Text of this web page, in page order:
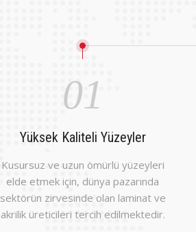
01
Yüksek Kaliteli Yüzeyler
Kusursuz ve uzun ömürlü yüzeyleri
elde etmek için, dünya pazarında
sektörün zirvesinde olan laminat ve
akrilik üreticileri tercih edilmektedir.